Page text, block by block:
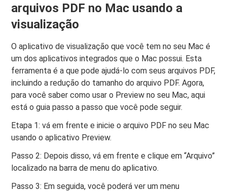
arquivos PDF no Mac usando a
visualização
O aplicativo de visualização que você tem no seu Mac é
um dos aplicativos integrados que o Mac possui. Esta
ferramenta é a que pode ajudá-lo com seus arquivos PDF,
incluindo a redução do tamanho do arquivo PDF. Agora,
para você saber como usar o Preview no seu Mac, aqui
está o guia passo a passo que você pode seguir.
Etapa 1: vá em frente e inicie o arquivo PDF no seu Mac
usando o aplicativo Preview.
Passo 2: Depois disso, vá em frente e clique em “Arquivo”
localizado na barra de menu do aplicativo.
Passo 3: Em seguida, você poderá ver um menu